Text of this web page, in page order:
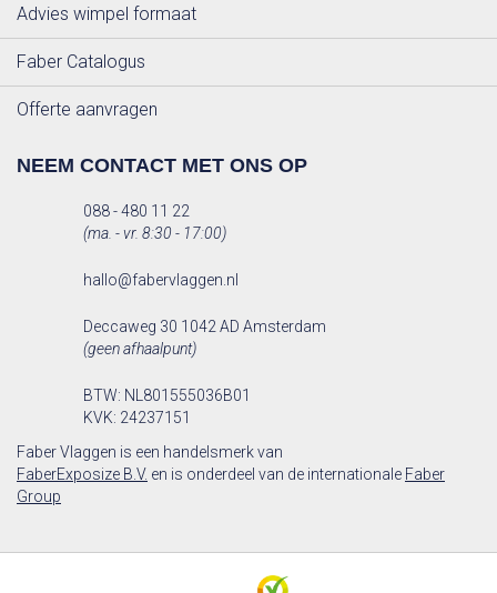
Advies wimpel formaat
Faber Catalogus
Offerte aanvragen
NEEM CONTACT MET ONS OP
088 - 480 11 22
(ma. - vr. 8:30 - 17:00)
hallo@fabervlaggen.nl
Deccaweg 30 1042 AD Amsterdam
(geen afhaalpunt)
BTW: NL801555036B01
KVK: 24237151
Faber Vlaggen is een handelsmerk van
FaberExposize B.V. en is onderdeel van de internationale Faber
Group